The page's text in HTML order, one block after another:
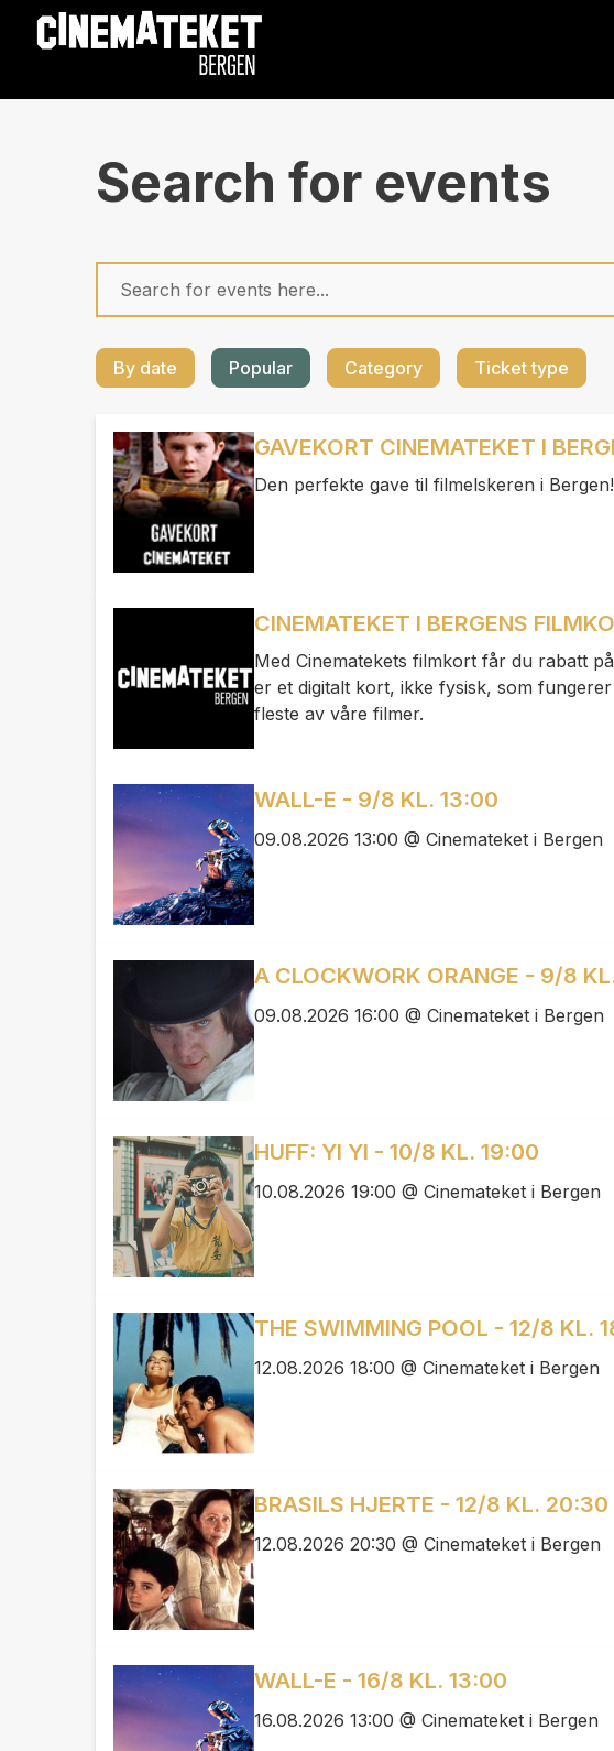
Search for events
By date Popular Category Ticket type
GAVEKORT CINEMATEKET I
Den perfekte gave til filmelskeren i Bergen!
CINEMATEKET I BERGENS
Med Cinematekets filmkort får du rabatt
er et digitalt kort, ikke fysisk, som
fleste av våre filmer.
WALL-E - 9/8 KL. 13:00
09.08.2026 13:00 @ Cinemateket i Bergen
A CLOCKWORK ORANGE - 9/8
09.08.2026 16:00 @ Cinemateket i Bergen
HUFF: YI YI - 10/8 KL. 19:00
10.08.2026 19:00 @ Cinemateket i Bergen
THE SWIMMING POOL - 12/8 KL.
12.08.2026 18:00 @ Cinemateket i Bergen
BRASILS HJERTE - 12/8 KL. 20:30
12.08.2026 20:30 @ Cinemateket i Bergen
WALL-E - 16/8 KL. 13:00
16.08.2026 13:00 @ Cinemateket i Bergen